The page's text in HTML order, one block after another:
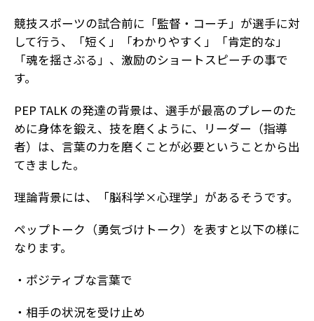
競技スポーツの試合前に「監督・コーチ」が選手に対
して行う、「短く」「わかりやすく」「肯定的な」
「魂を揺さぶる」、激励のショートスピーチの事で
す。
PEP TALK の発達の背景は、選手が最高のプレーのた
めに身体を鍛え、技を磨くように、リーダー（指導
者）は、言葉の力を磨くことが必要ということから出
てきました。
理論背景には、「脳科学×心理学」があるそうです。
ペップトーク（勇気づけトーク）を表すと以下の様に
なります。
・ポジティブな言葉で
・相手の状況を受け止め